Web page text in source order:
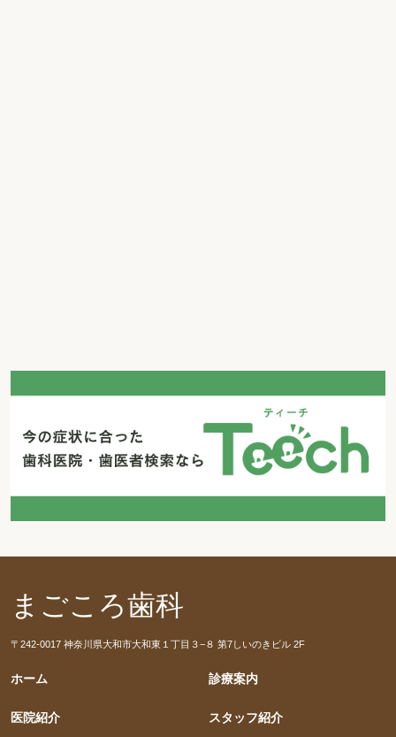
まごころ歯科
〒242-0017 神奈川県大和市大和東１丁目３−８ 第7しいのきビル 2F
ホーム
医院紹介
診療案内
スタッフ紹介